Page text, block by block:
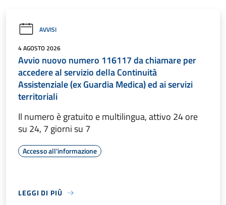
AVVISI
4 AGOSTO 2026
Avvio nuovo numero 116117 da chiamare per
accedere al servizio della Continuità
Assistenziale (ex Guardia Medica) ed ai servizi
territoriali
Il numero è gratuito e multilingua, attivo 24 ore
su 24, 7 giorni su 7
Accesso all'informazione
LEGGI DI PIÙ